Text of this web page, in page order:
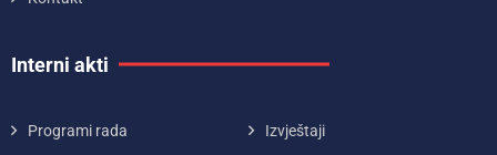
Interni akti
Programi rada Izvještaji